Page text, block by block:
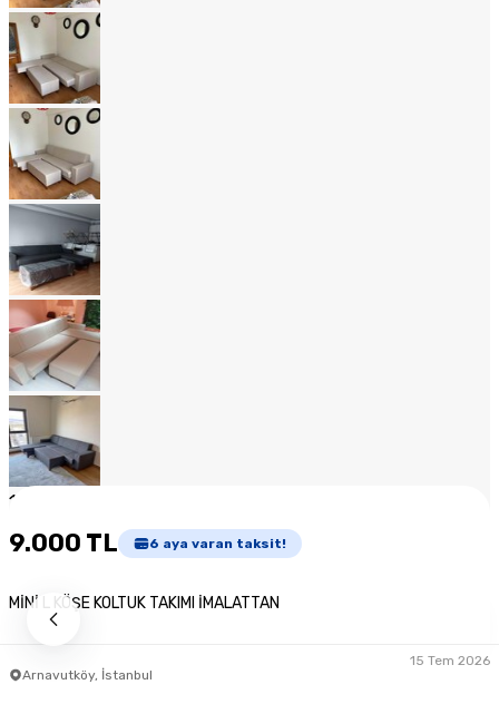
1
9.000 TL 6 aya varan taksit!
MİNİ L KÖŞE KOLTUK TAKIMI İMALATTAN
Arnavutköy, İstanbul
15 Tem 2026